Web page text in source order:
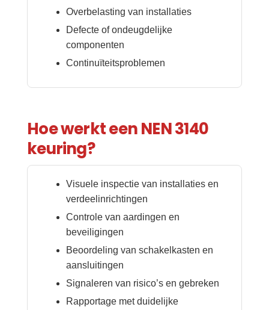
Overbelasting van installaties
Defecte of ondeugdelijke
componenten
Continuïteitsproblemen
Hoe werkt een NEN 3140
keuring?
Visuele inspectie van installaties en
verdeelinrichtingen
Controle van aardingen en
beveiligingen
Beoordeling van schakelkasten en
aansluitingen
Signaleren van risico’s en gebreken
Rapportage met duidelijke